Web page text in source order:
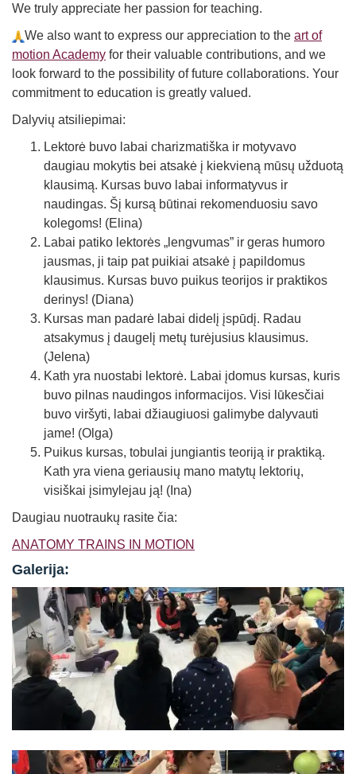
We truly appreciate her passion for teaching.
We also want to express our appreciation to the art of
motion Academy for their valuable contributions, and we
look forward to the possibility of future collaborations. Your
commitment to education is greatly valued.
Dalyvių atsiliepimai:
Lektorė buvo labai charizmatiška ir motyvavo
daugiau mokytis bei atsakė į kiekvieną mūsų užduotą
klausimą. Kursas buvo labai informatyvus ir
naudingas. Šį kursą būtinai rekomenduosiu savo
kolegoms! (Elina)
Labai patiko lektorės „lengvumas” ir geras humoro
jausmas, ji taip pat puikiai atsakė į papildomus
klausimus. Kursas buvo puikus teorijos ir praktikos
derinys! (Diana)
Kursas man padarė labai didelį įspūdį. Radau
atsakymus į daugelį metų turėjusius klausimus.
(Jelena)
Kath yra nuostabi lektorė. Labai įdomus kursas, kuris
buvo pilnas naudingos informacijos. Visi lūkesčiai
buvo viršyti, labai džiaugiuosi galimybe dalyvauti
jame! (Olga)
Puikus kursas, tobulai jungiantis teoriją ir praktiką.
Kath yra viena geriausių mano matytų lektorių,
visiškai įsimylejau ją! (Ina)
Daugiau nuotraukų rasite čia:
ANATOMY TRAINS IN MOTION
Galerija: